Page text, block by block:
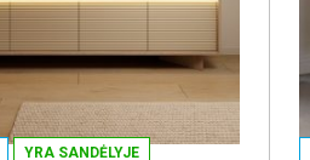
YRA SANDĖLYJE